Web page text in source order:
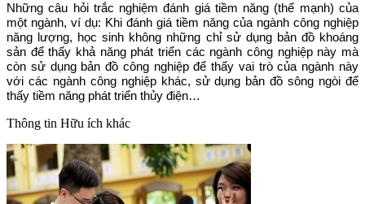
Những câu hỏi trắc nghiệm đánh giá tiềm năng (thế mạnh) của
một ngành, ví dụ: Khi đánh giá tiềm năng của ngành công nghiệp
năng lượng, học sinh không những chỉ sử dụng bản đồ khoáng
sản để thấy khả năng phát triển các ngành công nghiệp này mà
còn sử dụng bản đồ công nghiệp để thấy vai trò của ngành này
với các ngành công nghiệp khác, sử dụng bản đồ sông ngòi để
thấy tiềm năng phát triển thủy điện…
Thông tin Hữu ích khác